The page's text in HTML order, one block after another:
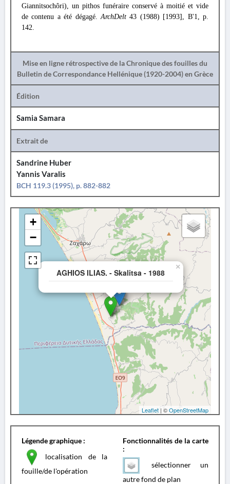
Giannitsochôri), un pithos funéraire conservé à moitié et vide
de contenu a été dégagé.ArchDelt43 (1988) [1993], Β'1, p.
142.
Mise en ligne rétrospective de la Chronique des fouilles du
Bulletin de Correspondance Hellénique (1920-2004) en Grèce
Édition
Samia Samara
Extrait de
Sandrine Huber
Yannis Varalis
BCH 119.3 (1995), p. 882-882
AGHIOS ILIAS. - Skalitsa - 1988
×
+
−
Leaflet | ©OpenStreetMap
Légende graphique :
localisation de la
fouille/de l'opération
Fonctionnalités de la carte
:
sélectionner un
autre fond de plan